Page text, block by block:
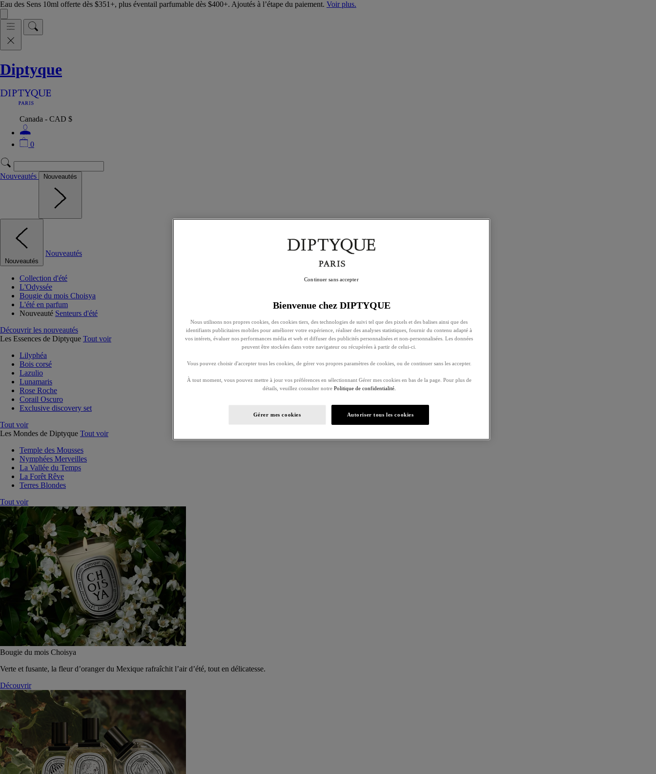
Eau des Sens 10ml offerte dès $351+, plus éventail parfumable dès $400+. Ajoutés à l’étape du paiement. Voir plus.
Diptyque
Canada - CAD $
0
Nouveautés Nouveautés
Nouveautés
Nouveautés
Collection d'été
L'Odyssée
Bougie du mois Choisya
L'été en parfum
Nouveauté Senteurs d'été
Découvrir les nouveautés
Les Essences de Diptyque Tout voir
Lilyphéa
Bois corsé
Lazulio
Lunamaris
Rose Roche
Corail Oscuro
Exclusive discovery set
Tout voir
Les Mondes de Diptyque Tout voir
Temple des Mousses
Nymphées Merveilles
La Vallée du Temps
La Forêt Rêve
Terres Blondes
Tout voir
Bougie du mois Choisya
Verte et fusante, la fleur d’oranger du Mexique rafraîchit l’air d’été, tout en délicatesse.
Découvrir
Bienvenue chez DIPTYQUE
Nous utilisons nos propres cookies, des cookies tiers, des technologies de suivi tel que des pixels et des balises ainsi que des
identifiants publicitaires mobiles pour améliorer votre expérience, réaliser des analyses statistiques, fournir du contenu adapté à
vos intérets, évaluer nos performances média et web et diffuser des publicités personnalisées et non-personnalisées. Les données
peuvent être stockées dans votre navigateur ou récupérées à partir de celui-ci.
Vous pouvez choisir d'accepter tous les cookies, de gérer vos propres paramètres de cookies, ou de continuer sans les accepter.
À tout moment, vous pouvez mettre à jour vos préférences en sélectionnant Gérer mes cookies en bas de la page. Pour plus de
détails, veuillez consulter notre Politique de confidentialité.
Gérer mes cookies Autoriser tous les cookies
Continuer sans accepter